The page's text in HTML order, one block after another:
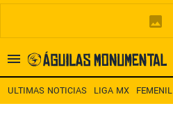
Es tendencia: Noticias América HOY
ULTIMAS NOTICIAS LIGA MX FEMENIL